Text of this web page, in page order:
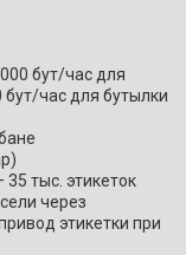
бут/час для
час для бутылки
тыс. этикеток
через
этикетки при